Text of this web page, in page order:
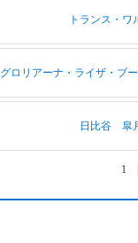
トランス・ワ
グロリアーナ・ライザ・ブ
日比谷 皐
1